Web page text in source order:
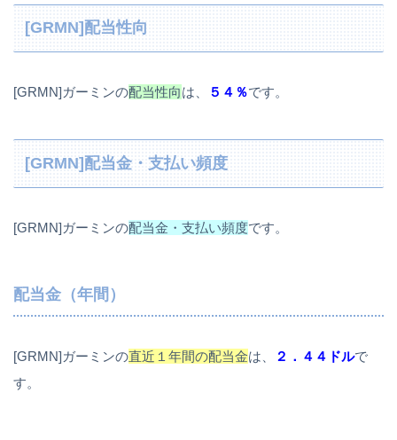
[GRMN]配当性向
[GRMN]ガーミンの配当性向は、 ５４％です。
[GRMN]配当金・支払い頻度
[GRMN]ガーミンの配当金・支払い頻度です。
配当金（年間）
[GRMN]ガーミンの直近１年間の配当金は、 ２．４４ドルで
す。